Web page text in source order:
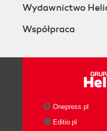
Przeglądarki grup
Konfiguracja jądra
Wydawnictwo
Współpraca
Onepress.pl
Editio.pl